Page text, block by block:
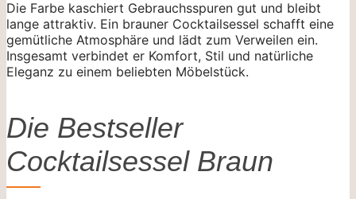
Die Farbe kaschiert Gebrauchsspuren gut und bleibt
lange attraktiv. Ein brauner Cocktailsessel schafft eine
gemütliche Atmosphäre und lädt zum Verweilen ein.
Insgesamt verbindet er Komfort, Stil und natürliche
Eleganz zu einem beliebten Möbelstück.
Die Bestseller
Cocktailsessel Braun